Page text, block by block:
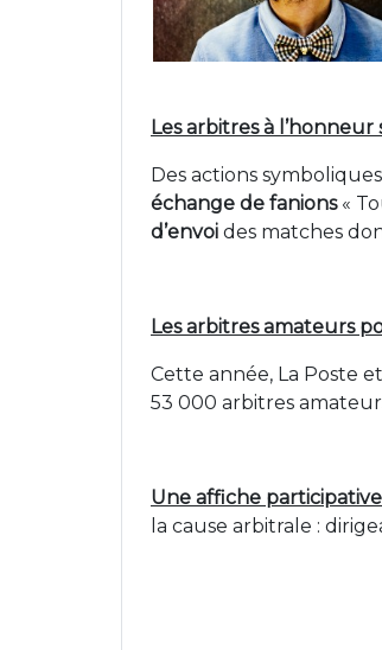
Les arbitres à
Des actions
échange de fanions«
d’envoi des matches
Les arbitres amateurs
Cette année, La Poste
53 000 arbitres
Une affiche
la cause arbitrale :